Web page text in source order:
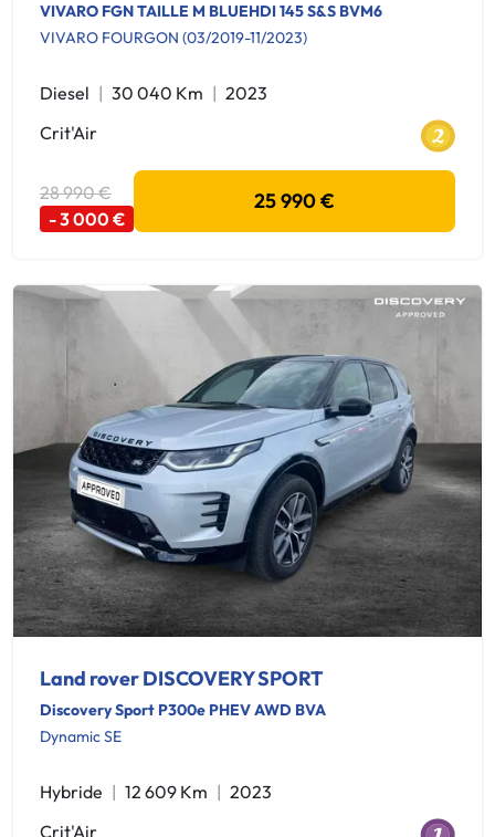
VIVARO FGN TAILLE M BLUEHDI 145 S&S BVM6
VIVARO FOURGON (03/2019-11/2023)
Diesel 30 040 Km
2023
Crit'Air
28 990 €
- 3 000 €
25 990 €
Land rover DISCOVERY SPORT
Discovery Sport P300e PHEV AWD BVA
Dynamic SE
Hybride 12 609 Km
2023
Crit'Air